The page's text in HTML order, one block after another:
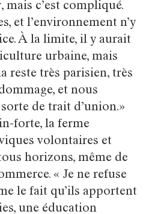
mais c’est compliqué.
et l’environnement n’y
À la limite, il y aurait
urbaine, mais
reste très parisien, très
et nous
de trait d’union.»
forte, la ferme
volontaires et
horizons, même de
« Je ne refuse
le fait qu’ils apportent
une éducation